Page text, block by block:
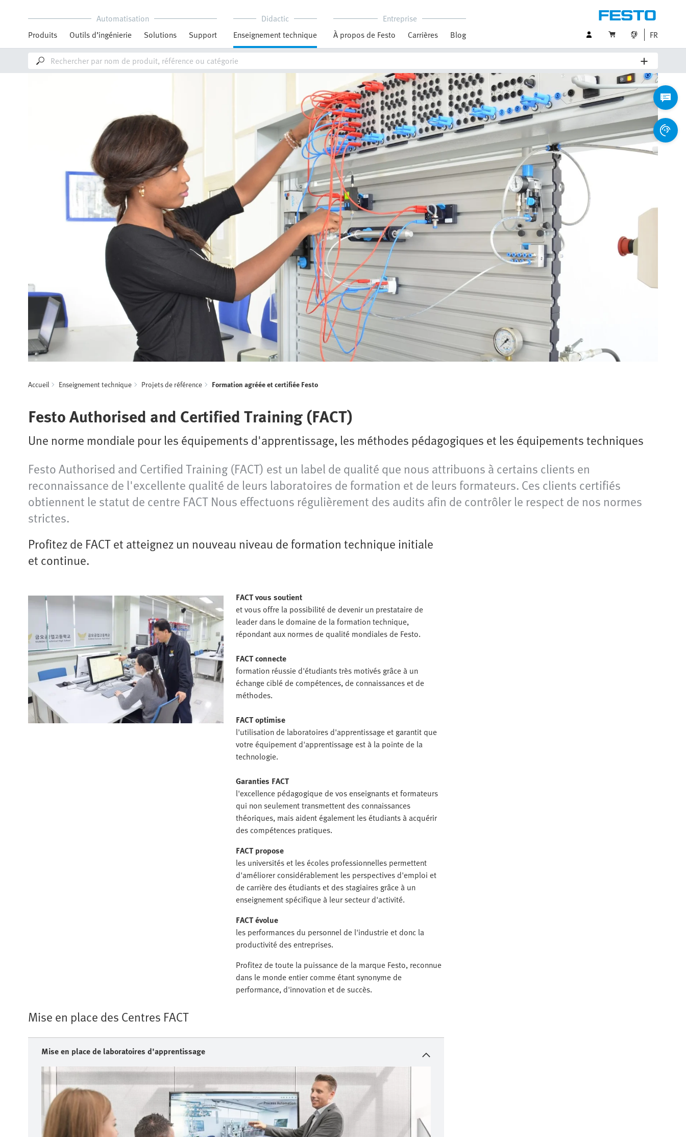
Automatisation
Produits
Outils d’ingénierie Solutions Support
Didactic
Enseignement technique
Entreprise
À propos de Festo
Carrières Blog FR
Accueil Enseignement technique Projets de référence Formation agréée et certifiée Festo
Festo Authorised and Certified Training (FACT)
Une norme mondiale pour les équipements d'apprentissage, les méthodes pédagogiques et les équipements techniques
Festo Authorised and Certified Training (FACT) est un label de qualité que nous attribuons à certains clients en
reconnaissance de l'excellente qualité de leurs laboratoires de formation et de leurs formateurs. Ces clients certifiés
obtiennent le statut de centre FACT Nous effectuons régulièrement des audits afin de contrôler le respect de nos normes
strictes.
Profitez de FACT et atteignez un nouveau niveau de formation technique initiale
et continue.
FACT vous soutient
et vous offre la possibilité de devenir un prestataire de
leader dans le domaine de la formation technique,
répondant aux normes de qualité mondiales de Festo.
FACT connecte
formation réussie d'étudiants très motivés grâce à un
échange ciblé de compétences, de connaissances et de
méthodes.
FACT optimise
l'utilisation de laboratoires d'apprentissage et garantit que
votre équipement d'apprentissage est à la pointe de la
technologie.
Garanties FACT
l'excellence pédagogique de vos enseignants et formateurs
qui non seulement transmettent des connaissances
théoriques, mais aident également les étudiants à acquérir
des compétences pratiques.
FACT propose
les universités et les écoles professionnelles permettent
d'améliorer considérablement les perspectives d'emploi et
de carrière des étudiants et des stagiaires grâce à un
enseignement spécifique à leur secteur d'activité.
FACT évolue
les performances du personnel de l'industrie et donc la
productivité des entreprises.
Profitez de toute la puissance de la marque Festo, reconnue
dans le monde entier comme étant synonyme de
performance, d'innovation et de succès.
Mise en place des Centres FACT
Mise en place de laboratoires d'apprentissage